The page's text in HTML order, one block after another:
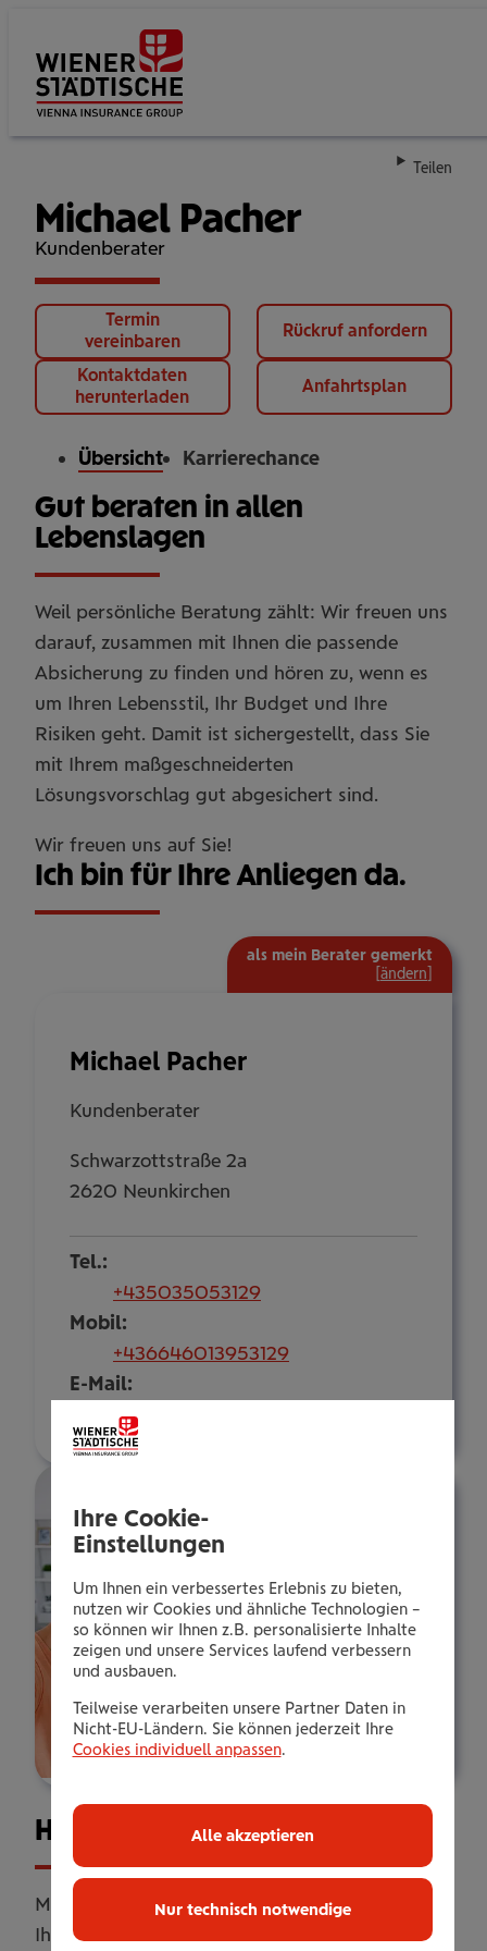
Teilen
Michael Pacher
Kundenberater
Termin
vereinbaren
Rückruf anfordern
Kontaktdaten
herunterladen
Anfahrtsplan
Übersicht Karrierechance
Gut beraten in allen
Lebenslagen
Weil persönliche Beratung zählt: Wir freuen uns
darauf, zusammen mit Ihnen die passende
Absicherung zu finden und hören zu, wenn es
um Ihren Lebensstil, Ihr Budget und Ihre
Risiken geht. Damit ist sichergestellt, dass Sie
mit Ihrem maßgeschneiderten
Lösungsvorschlag gut abgesichert sind.
Wir freuen uns auf Sie!
Ich bin für Ihre Anliegen da.
Michael Pacher
Kundenberater
Schwarzottstraße 2a
2620 Neunkirchen
Tel.:
+435035053129
Mobil:
+436646013953129
E-Mail:
m.pacher@wienerstaedtische.at
als mein Berater gemerkt
ändern
Haus­halts­ver­si­che­rung
Mit unserer Haushaltsversicherung sichern Sie
Ihr Zuhause umfassend ab. Online oder
Ihre Cookie-
Einstellungen
Um Ihnen ein verbessertes Erlebnis zu bieten,
nutzen wir Cookies und ähnliche Technologien –
so können wir Ihnen z.B. personalisierte Inhalte
zeigen und unsere Services laufend verbessern
und ausbauen.
Teilweise verarbeiten unsere Partner Daten in
Nicht-EU-Ländern. Sie können jederzeit Ihre
Cookies individuell anpassen.
Nur technisch notwendige
Alle akzeptieren